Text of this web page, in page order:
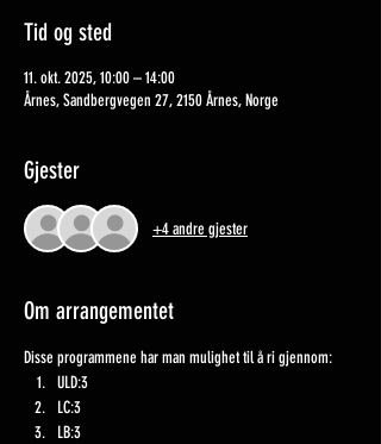
Tid og sted
11. okt. 2025, 10:00 – 14:00
Årnes, Sandbergvegen 27, 2150 Årnes, Norge
Gjester
+4 andre gjester
Om arrangementet
Disse programmene har man mulighet til å ri gjennom:
ULD:3
LC:3
LB:3